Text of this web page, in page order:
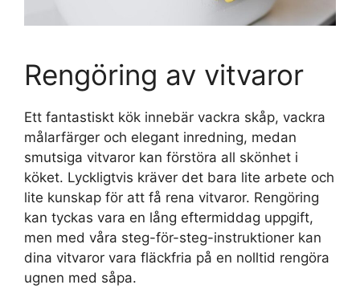
Rengöring av vitvaror
Ett fantastiskt kök innebär vackra skåp, vackra
målarfärger och elegant inredning, medan
smutsiga vitvaror kan förstöra all skönhet i
köket. Lyckligtvis kräver det bara lite arbete och
lite kunskap för att få rena vitvaror. Rengöring
kan tyckas vara en lång eftermiddag uppgift,
men med våra steg-för-steg-instruktioner kan
dina vitvaror vara fläckfria på en nolltid rengöra
ugnen med såpa.